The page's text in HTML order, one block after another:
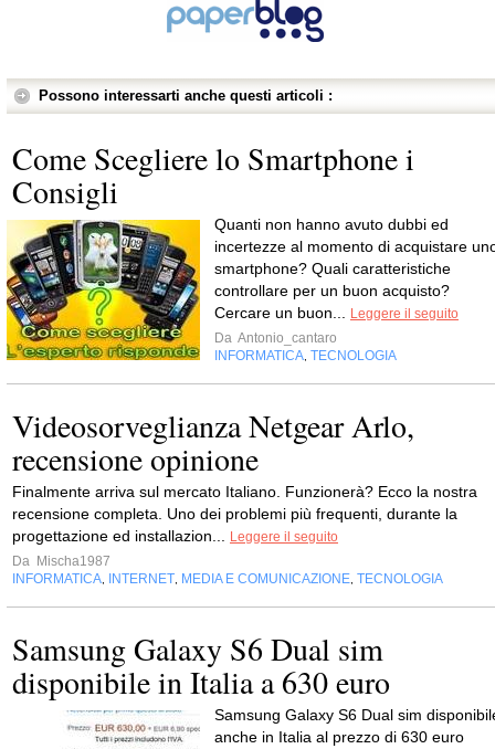
Possono interessarti anche questi articoli :
Come Scegliere lo Smartphone i
Consigli
Quanti non hanno avuto dubbi ed
incertezze al momento di acquistare
smartphone? Quali caratteristiche
controllare per un buon acquisto?
Cercare un buon...
Leggere il seguito
Da Antonio_cantaro
INFORMATICA TECNOLOGIA
Videosorveglianza Netgear Arlo,
recensione opinione
Finalmente arriva sul mercato Italiano. Funzionerà? Ecco la nostra
recensione completa. Uno dei problemi più frequenti, durante la
progettazione ed installazion...
Leggere il seguito
Da Mischa1987
INFORMATICA
INTERNET MEDIA E COMUNICAZIONE TECNOLOGIA
Samsung Galaxy S6 Dual sim
disponibile in Italia a 630 euro
Samsung Galaxy S6 Dual sim
anche in Italia al prezzo di 630 euro